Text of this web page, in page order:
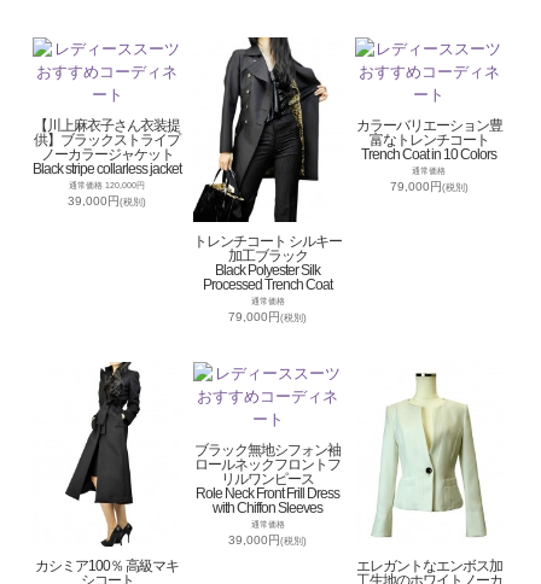
【川上麻衣子さん衣装提
供】ブラックストライプ
ノーカラージャケット
Black stripe collarless jacket
通常価格 120,000円
39,000円(税別)
トレンチコート シルキー
加工ブラック
Black Polyester Silk
Processed Trench Coat
通常価格
79,000円(税別)
カラーバリエーション豊
富なトレンチコート
Trench Coat in 10 Colors
通常価格
79,000円(税別)
カシミア100％ 高級マキ
ブラック無地シフォン袖
ロールネックフロントフ
リルワンピース
Role Neck Front Frill Dress
with Chiffon Sleeves
通常価格
39,000円(税別)
エレガントなエンボス加